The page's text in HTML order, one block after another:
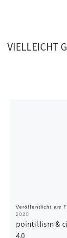
VIELLEICHT
Veröffentlicht am
2020
pointillism &
4.0